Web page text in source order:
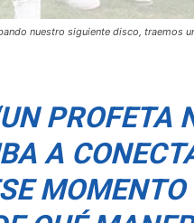
nuestro siguiente disco, traemos
PROFETA
A